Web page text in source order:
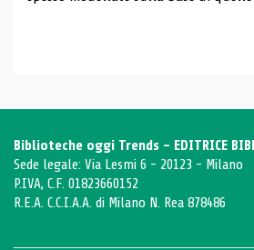
Biblioteche oggi Trends - EDITRICE
Sede legale: Via Lesmi 6 - 20123 - Milano
P.IVA, C.F. 01823660152
R.E.A. C.C.I.A.A. di Milano N. Rea 878486